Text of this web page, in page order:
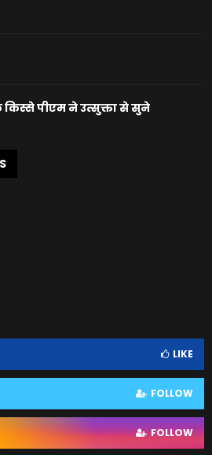
किस्से पीएम ने उत्सुक्ता से सुने
LIKE
FOLLOW
FOLLOW